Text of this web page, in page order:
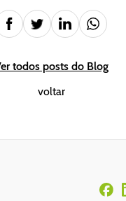
todos posts do Blog
voltar